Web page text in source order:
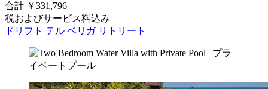
合計 ￥331,796
税およびサービス料込み
ドリフト テル ベリガ リトリート